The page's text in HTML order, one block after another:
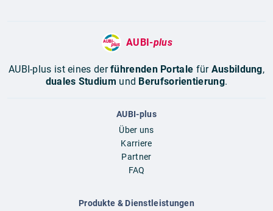
AUBI-plus
AUBI-plus ist eines derführenden Portale für Ausbildung,
duales Studium und Berufsorientierung.
AUBI-plus
Über uns
Karriere
Partner
FAQ
Produkte & Dienstleistungen